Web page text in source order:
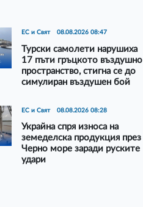
ЕС и Свят 08.08.2026 08:47
Турски самолети нарушиха
17 пъти гръцкото въздушно
пространство, стигна се до
симулиран въздушен бой
ЕС и Свят 08.08.2026 08:28
Украйна спря износа на
земеделска продукция през
Черно море заради руските
удари